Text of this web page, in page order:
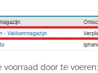
door te voeren: